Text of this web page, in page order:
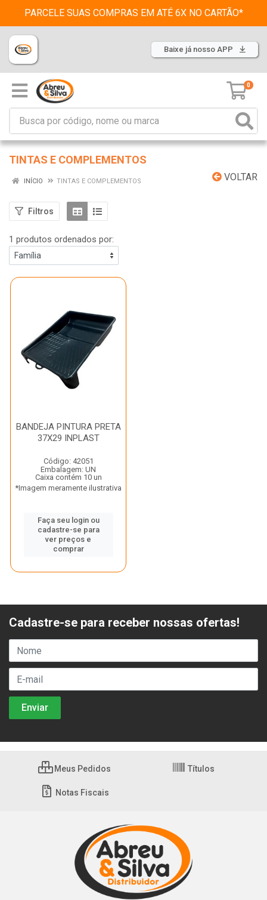
PARCELE SUAS COMPRAS EM ATÉ 6X NO CARTÃO*
Baixe já nosso APP
0
TINTAS E COMPLEMENTOS
VOLTAR
INÍCIO TINTAS E COMPLEMENTOS
Filtros
1 produtos ordenados por:
BANDEJA PINTURA PRETA
37X29 INPLAST
Código: 42051
Embalagem: UN
Caixa contém 10 un
*Imagem meramente ilustrativa
Faça seu login ou
cadastre-se para
ver preços e
comprar
Cadastre-se para receber nossas ofertas!
Meus Pedidos Títulos
Notas Fiscais